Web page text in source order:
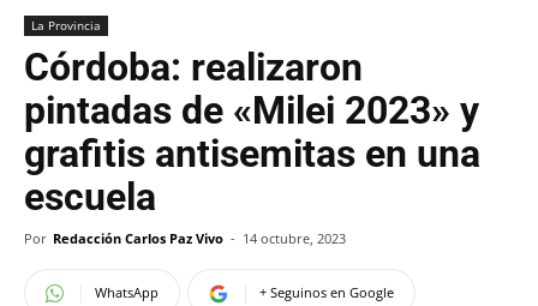
La Provincia
Córdoba: realizaron
pintadas de «Milei 2023» y
grafitis antisemitas en una
escuela
Por Redacción Carlos Paz Vivo - 14 octubre, 2023
WhatsApp + Seguinos en Google